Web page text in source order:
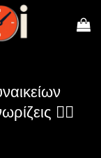
💁‍♀️